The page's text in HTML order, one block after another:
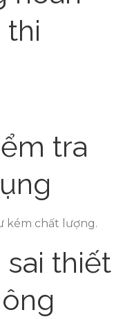
thi
tra
kém chất lượng.
sai thiết